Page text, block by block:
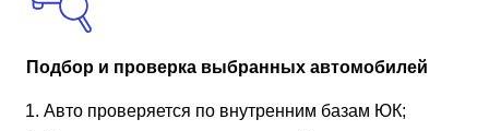
Подбор и проверка выбранных автомобилей
Авто проверяется по внутренним базам ЮК;